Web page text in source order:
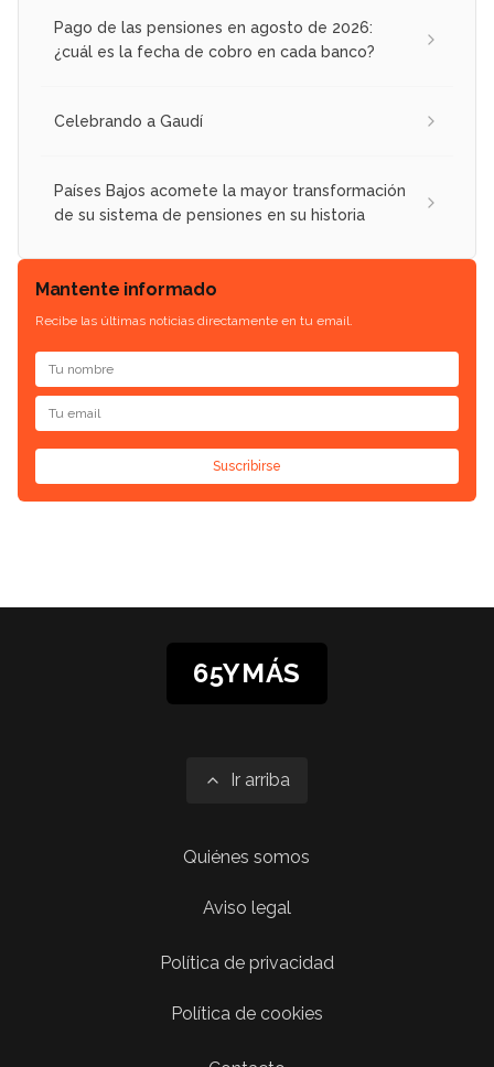
Pago de las pensiones en agosto de 2026:
¿cuál es la fecha de cobro en cada banco?
Celebrando a Gaudí
Países Bajos acomete la mayor transformación
de su sistema de pensiones en su historia
Mantente informado
Recibe las últimas noticias directamente en tu email.
Suscribirse
65YMÁS
Ir arriba
Quiénes somos
Aviso legal
Política de privacidad
Política de cookies